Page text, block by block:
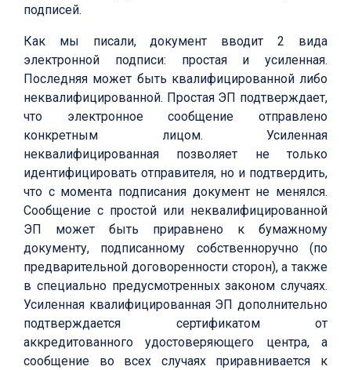
подписей.
Как мы писали, документ вводит 2 вида
электронной подписи: простая и усиленная.
Последняя может быть квалифицированной либо
неквалифицированной. Простая ЭП подтверждает,
что электронное сообщение отправлено
конкретным лицом. Усиленная
неквалифицированная позволяет не только
идентифицировать отправителя, но и подтвердить,
что с момента подписания документ не менялся.
Сообщение с простой или неквалифицированной
ЭП может быть приравнено к бумажному
документу, подписанному собственноручно (по
предварительной договоренности сторон), а также
в специально предусмотренных законом случаях.
Усиленная квалифицированная ЭП дополнительно
подтверждается сертификатом от
аккредитованного удостоверяющего центра, а
сообщение во всех случаях приравнивается к